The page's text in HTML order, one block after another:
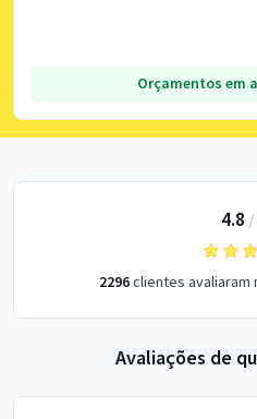
Orçamentos em
4.8 /
2296clientes avaliaram
Avaliações de